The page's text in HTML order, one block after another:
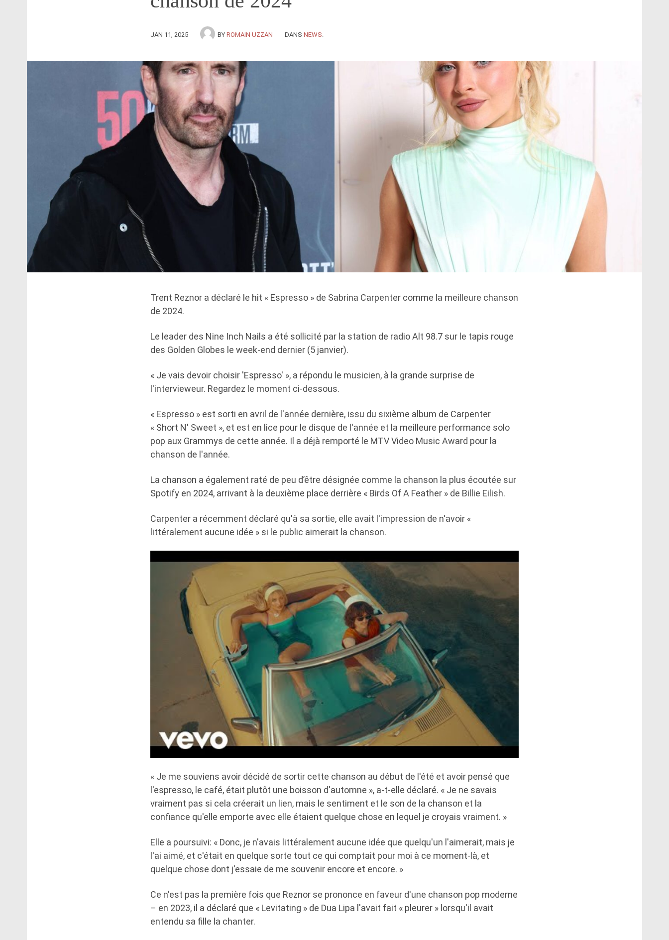
JAN 11, 2025 BY ROMAIN UZZAN DANS NEWS
Trent Reznor a déclaré le hit « Espresso » de Sabrina Carpenter comme la meilleure chanson
de 2024.
Le leader des Nine Inch Nails a été sollicité par la station de radio Alt 98.7 sur le tapis rouge
des Golden Globes le week-end dernier (5 janvier).
« Je vais devoir choisir 'Espresso' », a répondu le musicien, à la grande surprise de
l'intervieweur. Regardez le moment ci-dessous.
« Espresso » est sorti en avril de l'année dernière, issu du sixième album de Carpenter
« Short N' Sweet », et est en lice pour le disque de l'année et la meilleure performance solo
pop aux Grammys de cette année. Il a déjà remporté le MTV Video Music Award pour la
chanson de l'année.
La chanson a également raté de peu d’être désignée comme la chanson la plus écoutée sur
Spotify en 2024, arrivant à la deuxième place derrière « Birds Of A Feather » de Billie Eilish.
Carpenter a récemment déclaré qu'à sa sortie, elle avait l'impression de n'avoir «
littéralement aucune idée » si le public aimerait la chanson.
« Je me souviens avoir décidé de sortir cette chanson au début de l'été et avoir pensé que
l'espresso, le café, était plutôt une boisson d'automne », a-t-elle déclaré. « Je ne savais
vraiment pas si cela créerait un lien, mais le sentiment et le son de la chanson et la
confiance qu'elle emporte avec elle étaient quelque chose en lequel je croyais vraiment. »
Elle a poursuivi: « Donc, je n'avais littéralement aucune idée que quelqu'un l'aimerait, mais je
l'ai aimé, et c'était en quelque sorte tout ce qui comptait pour moi à ce moment-là, et
quelque chose dont j'essaie de me souvenir encore et encore. »
Ce n'est pas la première fois que Reznor se prononce en faveur d'une chanson pop moderne
– en 2023, il a déclaré que « Levitating » de Dua Lipa l'avait fait « pleurer » lorsqu'il avait
entendu sa fille la chanter.